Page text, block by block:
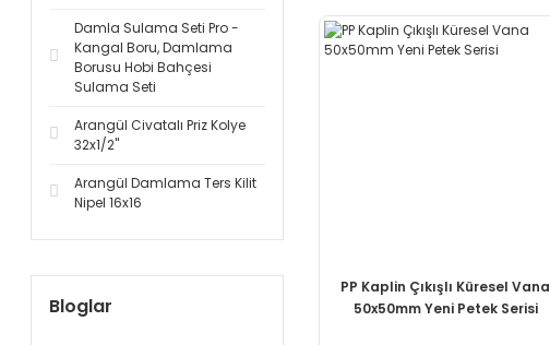
Damla Sulama Seti Pro -
Kangal Boru, Damlama
Borusu Hobi Bahçesi
Sulama Seti
Arangül Civatalı Priz Kolye
32x1/2''
Arangül Damlama Ters Kilit
Nipel 16x16
Bloglar
PP Kaplin Çıkışlı Küresel Vana
50x50mm Yeni Petek Serisi